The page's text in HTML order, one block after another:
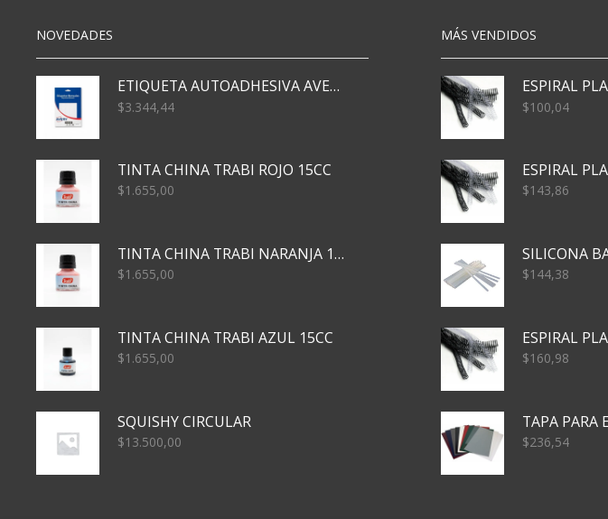
NOVEDADES
ETIQUETA AUTOADHESIVA AVERY 3026 30H 20 X 70
$3.344,44
TINTA CHINA TRABI ROJO 15CC
$1.655,00
TINTA CHINA TRABI NARANJA 15CC
$1.655,00
TINTA CHINA TRABI AZUL 15CC
$1.655,00
SQUISHY CIRCULAR
$13.500,00
MÁS VENDIDOS
$100,04
$143,86
$144,38
$160,98
$236,54